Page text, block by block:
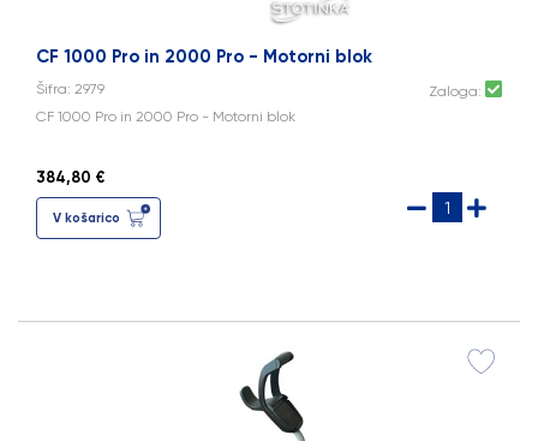
CF 1000 Pro in 2000 Pro - Motorni blok
Šifra: 2979
Zaloga:
CF 1000 Pro in 2000 Pro - Motorni blok
384,80 €
V košarico